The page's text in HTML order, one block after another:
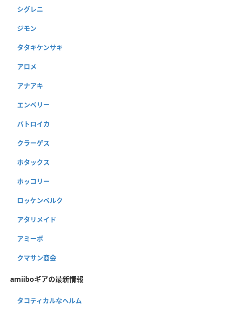
シグレニ
ジモン
タタキケンサキ
アロメ
アナアキ
エンペリー
バトロイカ
クラーゲス
ホタックス
ホッコリー
ロッケンベルク
アタリメイド
アミーボ
クマサン商会
amiiboギアの最新情報
タコティカルなヘルム